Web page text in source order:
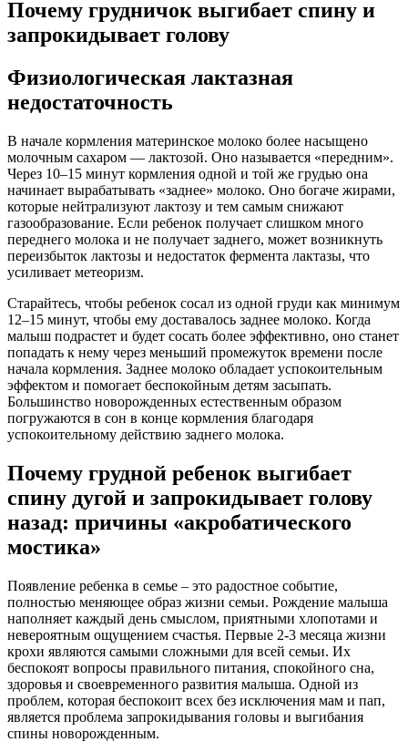
Почему грудничок выгибает спину и
запрокидывает голову
Физиологическая лактазная
недостаточность
В начале кормления материнское молоко более насыщено
молочным сахаром — лактозой. Оно называется «передним».
Через 10–15 минут кормления одной и той же грудью она
начинает вырабатывать «заднее» молоко. Оно богаче жирами,
которые нейтрализуют лактозу и тем самым снижают
газообразование. Если ребенок получает слишком много
переднего молока и не получает заднего, может возникнуть
переизбыток лактозы и недостаток фермента лактазы, что
усиливает метеоризм.
Старайтесь, чтобы ребенок сосал из одной груди как минимум
12–15 минут, чтобы ему доставалось заднее молоко. Когда
малыш подрастет и будет сосать более эффективно, оно станет
попадать к нему через меньший промежуток времени после
начала кормления. Заднее молоко обладает успокоительным
эффектом и помогает беспокойным детям засыпать.
Большинство новорожденных естественным образом
погружаются в сон в конце кормления благодаря
успокоительному действию заднего молока.
Почему грудной ребенок выгибает
спину дугой и запрокидывает голову
назад: причины «акробатического
мостика»
Появление ребенка в семье – это радостное событие,
полностью меняющее образ жизни семьи. Рождение малыша
наполняет каждый день смыслом, приятными хлопотами и
невероятным ощущением счастья. Первые 2-3 месяца жизни
крохи являются самыми сложными для всей семьи. Их
беспокоят вопросы правильного питания, спокойного сна,
здоровья и своевременного развития малыша. Одной из
проблем, которая беспокоит всех без исключения мам и пап,
является проблема запрокидывания головы и выгибания
спины новорожденным.